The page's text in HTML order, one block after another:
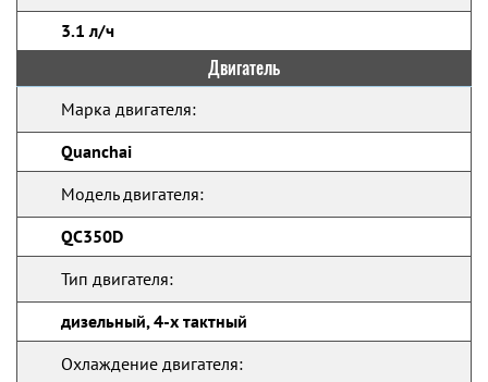
3.1 л/ч
Двигатель
Марка двигателя:
Quanchai
Модель двигателя:
QC350D
Тип двигателя:
дизельный, 4-х тактный
Охлаждение двигателя: